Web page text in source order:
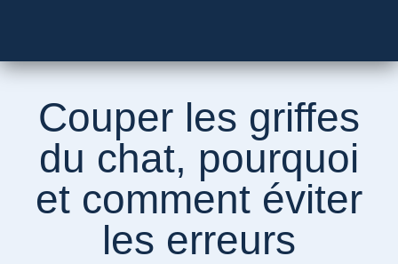
Couper les griffes
du chat, pourquoi
et comment éviter
les erreurs